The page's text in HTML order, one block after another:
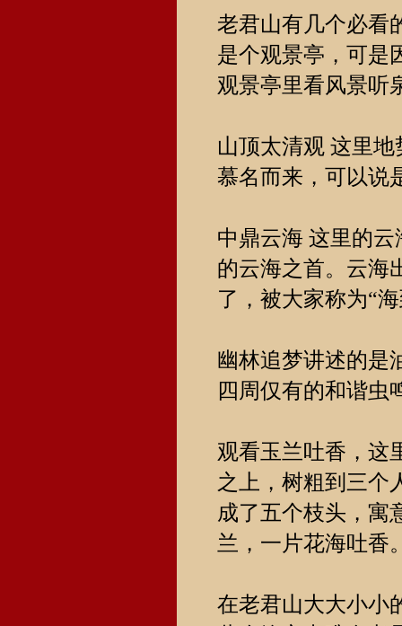
老君山有几个必看
是个观景亭，可是
观景亭里看风景听
山顶太清观 这里
慕名而来，可以说
中鼎云海 这里的
的云海之首。云海
了，被大家称为“
幽林追梦讲述的是
四周仅有的和谐虫
观看玉兰吐香，这
之上，树粗到三个
成了五个枝头，寓
兰，一片花海吐香
在老君山大大小小